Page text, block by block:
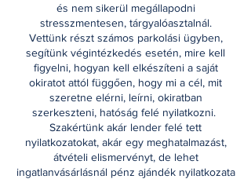
és nem sikerül megállapodni
stresszmentesen, tárgyalóasztalnál.
Vettünk részt számos parkolási ügyben,
segítünk végintézkedés esetén, mire kell
figyelni, hogyan kell elkészíteni a saját
okiratot attól függően, hogy mi a cél, mit
szeretne elérni, leírni, okiratban
szerkeszteni, hatóság felé nyilatkozni.
Szakértünk akár lender felé tett
nyilatkozatokat, akár egy meghatalmazást,
átvételi elismervényt, de lehet
ingatlanvásárlásnál pénz ajándék nyilatkozata